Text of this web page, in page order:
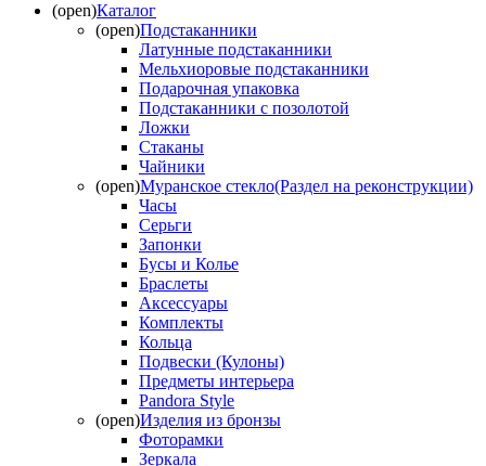
(open)Каталог
(open)Подстаканники
Латунные подстаканники
Мельхиоровые подстаканники
Подарочная упаковка
Подстаканники с позолотой
Ложки
Стаканы
Чайники
(open)Муранское стекло(Раздел на реконструкции)
Часы
Серьги
Запонки
Бусы и Колье
Браслеты
Аксессуары
Комплекты
Кольца
Подвески (Кулоны)
Предметы интерьера
Pandora Style
(open)Изделия из бронзы
Фоторамки
Зеркала